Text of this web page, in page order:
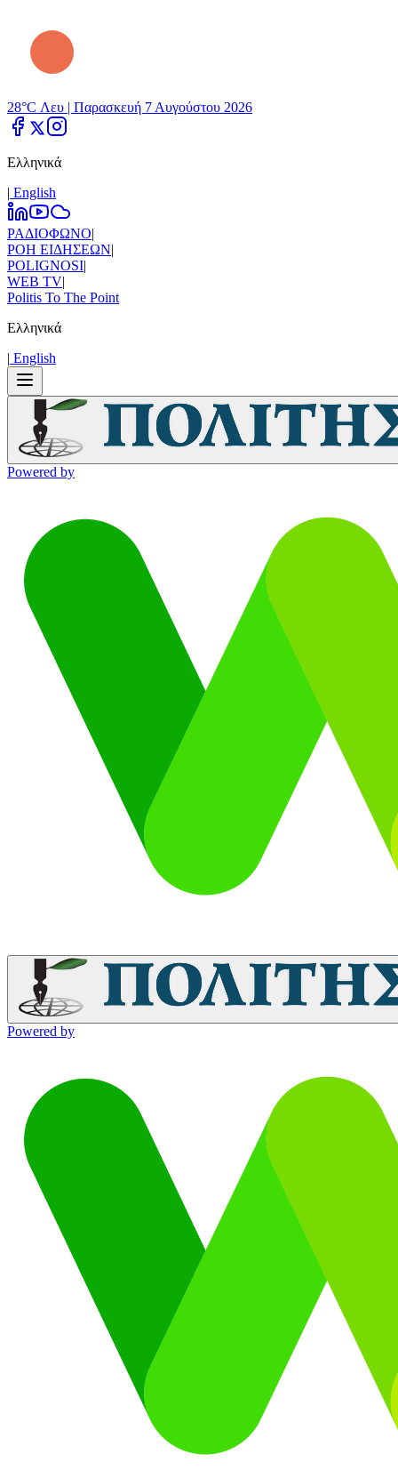
28°C Λευ | Παρασκευή 7 Αυγούστου 2026
Ελληνικά
| Εnglish
ΡΑΔΙΟΦΩΝΟ|
ΡΟΗ ΕΙΔΗΣΕΩΝ|
POLIGNOSI|
WEB TV|
Politis To The Point
Ελληνικά
| Εnglish
Powered by
Powered by